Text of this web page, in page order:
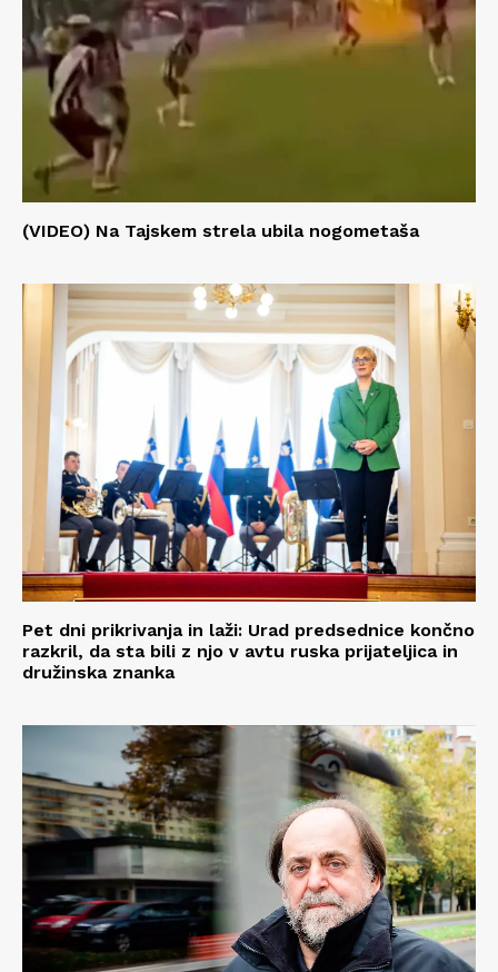
(VIDEO) Na Tajskem strela ubila nogometaša
Pet dni prikrivanja in laži: Urad predsednice končno
razkril, da sta bili z njo v avtu ruska prijateljica in
družinska znanka